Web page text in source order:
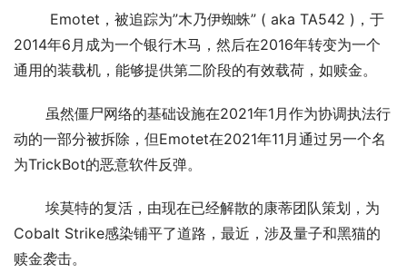
Emotet，被追踪为”木乃伊蜘蛛” ( aka TA542 )，于
2014年6月成为一个银行木马，然后在2016年转变为一个
通用的装载机，能够提供第二阶段的有效载荷，如赎金。
动的一部分被拆除，但Emotet在2021年11月通过另一个名
为TrickBot的恶意软件反弹。
Cobalt Strike感染铺平了道路，最近，涉及量子和黑猫的
赎金袭击。